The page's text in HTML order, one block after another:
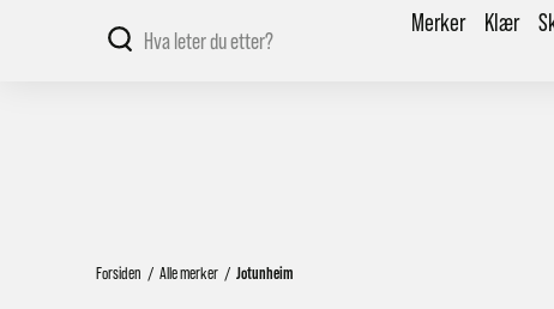
Merker Klær
Forsiden / Alle merker / Jotunheim